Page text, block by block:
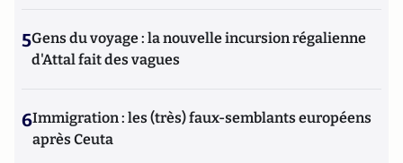
5Gens du voyage : la nouvelle incursion régalienne
d'Attal fait des vagues
6Immigration : les (très) faux-semblants européens
après Ceuta